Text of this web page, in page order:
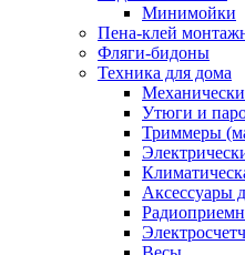
Минимойки
Пена-клей
Фляги-бидоны
Техника для дома
Утюги и
Триммеры
Аксессуары